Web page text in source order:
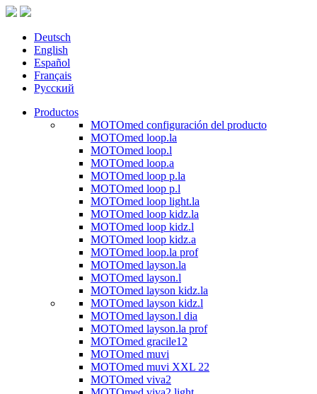
Deutsch
English
Español
Français
Русский
Productos
MOTOmed configuración del producto
MOTOmed loop.la
MOTOmed loop.l
MOTOmed loop.a
MOTOmed loop p.la
MOTOmed loop p.l
MOTOmed loop light.la
MOTOmed loop kidz.la
MOTOmed loop kidz.l
MOTOmed loop kidz.a
MOTOmed loop.la prof
MOTOmed layson.la
MOTOmed layson.l
MOTOmed layson kidz.la
MOTOmed layson kidz.l
MOTOmed layson.l dia
MOTOmed layson.la prof
MOTOmed gracile12
MOTOmed muvi
MOTOmed muvi XXL 22
MOTOmed viva2